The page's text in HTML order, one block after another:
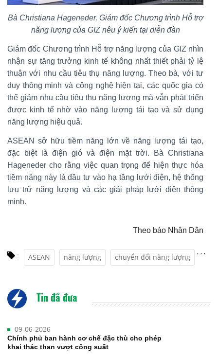
Bà Christiana Hageneder, Giám đốc Chương trình Hỗ trợ
năng lượng của GIZ nêu ý kiến tại diễn đàn
Giám đốc Chương trình Hỗ trợ năng lượng của GIZ nhìn
nhận sự tăng trưởng kinh tế không nhất thiết phải tỷ lệ
thuận với nhu cầu tiêu thụ năng lượng. Theo bà, với tư
duy thông minh và công nghệ hiện tại, các quốc gia có
thể giảm nhu cầu tiêu thụ năng lượng mà vẫn phát triển
được kinh tế nhờ vào năng lượng tái tạo và sử dụng
năng lượng hiệu quả.
ASEAN sở hữu tiềm năng lớn về năng lượng tái tạo,
đặc biệt là điện gió và điện mặt trời. Bà Christiana
Hageneder cho rằng việc quan trọng để hiện thực hóa
tiềm năng này là đầu tư vào hạ tầng lưới điện, hệ thống
lưu trữ năng lượng và các giải pháp lưới điện thông
minh.
Theo báo Nhân Dân
: ASEAN
,
năng lượng
,
chuyển đổi năng lượng
,
Tin đã đưa
09-06-2026
Chính phủ ban hành cơ chế đặc thù cho phép
khai thác than vượt công suất